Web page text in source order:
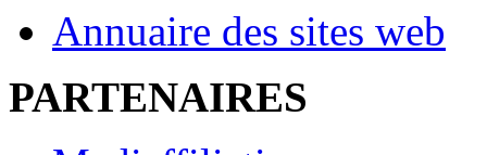
Annuaire des sites web
PARTENAIRES